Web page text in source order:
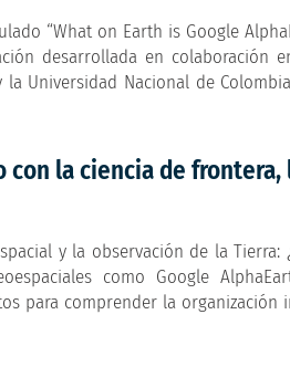
“What on Earth is Google
desarrollada en colaboración
Universidad Nacional de
con la ciencia de frontera,
y la observación de la Tierra:
como Google
para comprender la organización